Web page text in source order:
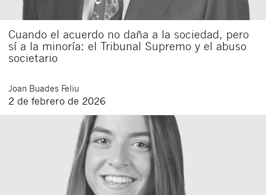
Cuando el acuerdo no daña a la sociedad, pero
sí a la minoría: el Tribunal Supremo y el abuso
societario
Joan Buades Feliu
2 de febrero de 2026